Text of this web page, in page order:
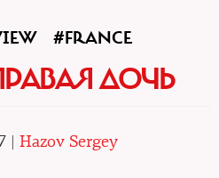
#FRANCE
ДОЧЬ
| Hazov Sergey